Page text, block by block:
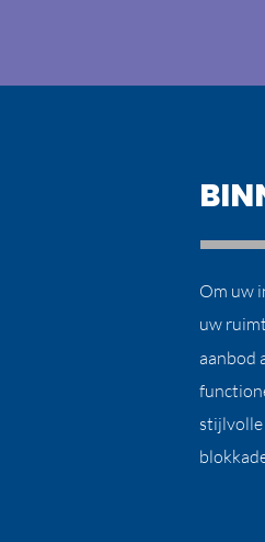
Om uw
uw
aanbod
stijlvolle